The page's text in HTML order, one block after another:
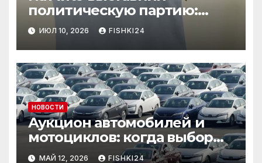
политическую партию:
необычный лот привлёк
внимание
ИЮЛ 10, 2026 FISHKI24
НОВОСТИ
Аукцион автомобилей и
мотоциклов: когда выбор
становится осознанным
МАЙ 12, 2026 FISHKI24